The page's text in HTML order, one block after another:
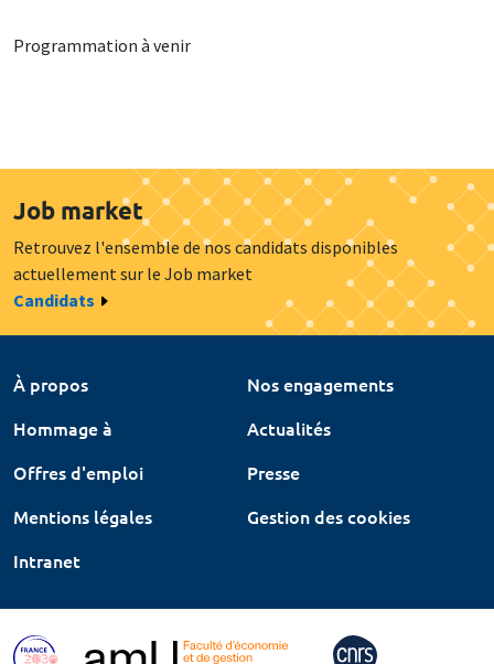
Programmation à venir
Job market
Retrouvez l'ensemble de nos candidats disponibles
actuellement sur le Job market
Candidats
À propos
Nos engagements
Hommage à
Actualités
Offres d'emploi
Presse
Mentions légales
Gestion des cookies
Intranet